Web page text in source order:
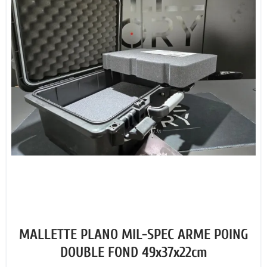
MALLETTE PLANO MIL-SPEC ARME POING
DOUBLE FOND 49x37x22cm